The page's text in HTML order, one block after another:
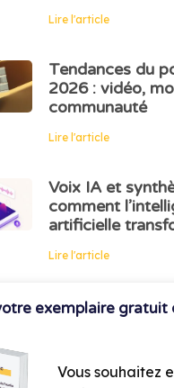
Lire l'article
Tendances du
2026 : vidéo,
communauté
Lire l'article
Voix IA et
comment
artificielle
Lire l'article
exemplaire gratuit
Vous souhaitez